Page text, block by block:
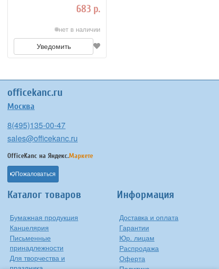
по приказу № 1080н, ФП 4683 р.
нет в наличии
Уведомить
officekanc.ru
Москва
8(495)135-00-47
sales@officekanc.ru
OfficeKanc на Яндекс.Маркете
Пожаловаться
Каталог товаров
Бумажная продукция
Канцелярия
Письменные
принадлежности
Для творчества и
Информация
Доставка и оплата
Гарантии
Юр. лицам
Распродажа
Оферта